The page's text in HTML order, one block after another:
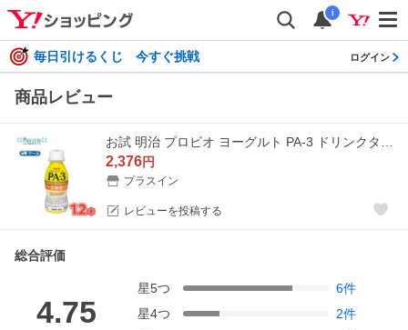
i
毎日引けるくじ 今すぐ挑戦 ログイン
商品レビュー
2,376円
プラスイン
レビューを投稿する
総合評価
4.75
星5つ 6件
星4つ 2件